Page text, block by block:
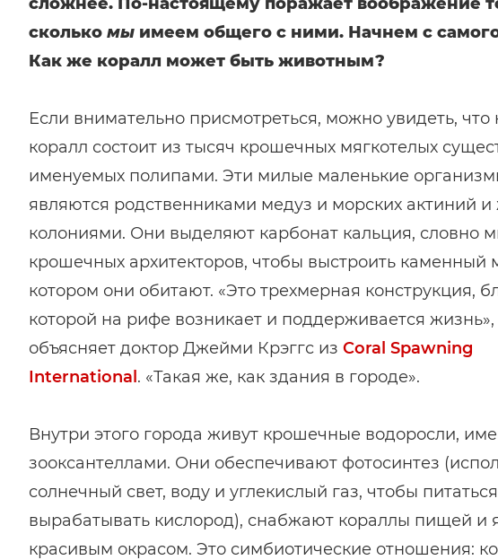
сколько мы имеем общего с ними. Начнем с
Как же коралл может быть животным?
Если внимательно присмотреться, можно увидеть,
коралл состоит из тысяч крошечных мягкотелых
именуемых полипами. Эти милые маленькие
являются родственниками медуз и морских актиний и
колониями. Они выделяют карбонат кальция, словно
крошечных архитекторов, чтобы выстроить каменный
котором они обитают. «Это трехмерная конструкция,
которой на рифе возникает и поддерживается
объясняет доктор Джейми Крэггс из Coral Spawning
International . «Такая же, как здания в городе».
Внутри этого города живут крошечные водоросли,
зооксантеллами. Они обеспечивают фотосинтез
солнечный свет, воду и углекислый газ, чтобы
вырабатывать кислород), снабжают кораллы пищей и
красивым окрасом. Это симбиотические отношения: